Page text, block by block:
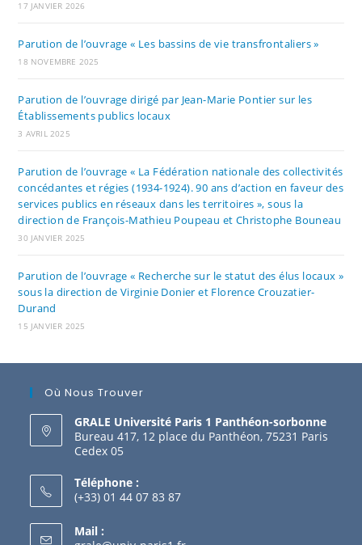
17 JANVIER 2026
Parution de l’ouvrage « Les bassins de vie transfrontaliers »
18 NOVEMBRE 2025
Parution de l’ouvrage dirigé par Jean-Marie Pontier sur les
Établissements publics locaux
3 AVRIL 2025
Parution de l’ouvrage « La Fédération nationale des collectivités
concédantes et régies (1934-1924). 90 ans d’action en faveur des
services publics en réseaux dans les territoires », sous la
direction de François-Mathieu Poupeau et Christophe Bouneau
30 JANVIER 2025
Parution de l’ouvrage « Recherche sur le statut des élus locaux »
sous la direction de Virginie Donier et Florence Crouzatier-
Durand
15 JANVIER 2025
Où Nous Trouver
GRALE Université Paris 1 Panthéon-sorbonne
Bureau 417, 12 place du Panthéon, 75231 Paris
Cedex 05
Téléphone :
(+33) 01 44 07 83 87
Mail :